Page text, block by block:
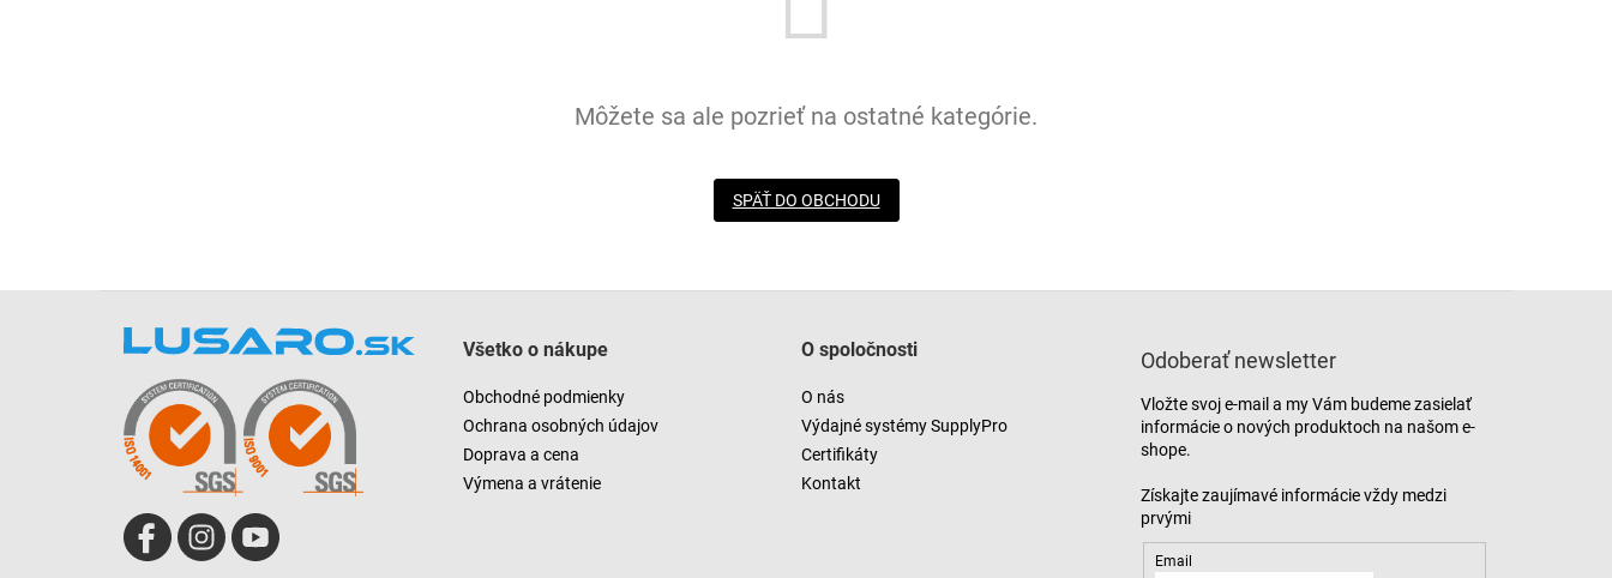
Môžete sa ale pozrieť na ostatné kategórie.
SPÄŤ DO OBCHODU
Všetko o nákupe
Obchodné podmienky
Ochrana osobných údajov
Doprava a cena
Výmena a vrátenie
O spoločnosti
O nás
Výdajné systémy SupplyPro
Certifikáty
Kontakt
Odoberať newsletter
Vložte svoj e-mail a my Vám budeme zasielať
informácie o nových produktoch na našom e-
shope.
Email